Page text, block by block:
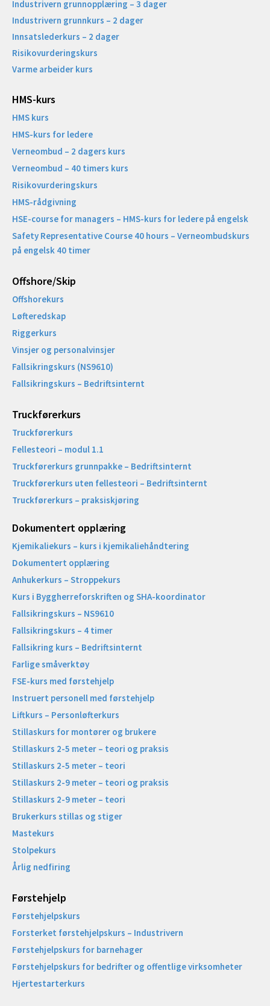
Industrivern grunnopplæring – 3 dager
Industrivern grunnkurs – 2 dager
Innsatslederkurs – 2 dager
Risikovurderingskurs
Varme arbeider kurs
HMS-kurs
HMS kurs
HMS-kurs for ledere
Verneombud – 2 dagers kurs
Verneombud – 40 timers kurs
Risikovurderingskurs
HMS-rådgivning
HSE-course for managers – HMS-kurs for ledere på engelsk
Safety Representative Course 40 hours – Verneombudskurs
på engelsk 40 timer
Offshore/Skip​
Offshorekurs
Løfteredskap
Riggerkurs
Vinsjer og personalvinsjer
Fallsikringskurs (NS9610)
Fallsikringskurs – Bedriftsinternt
Truckførerkurs
Truckførerkurs
Fellesteori – modul 1.1
Truckførerkurs grunnpakke – Bedriftsinternt
Truckførerkurs uten fellesteori – Bedriftsinternt
Truckførerkurs – praksiskjøring
Dokumentert opplæring
Kjemikaliekurs – kurs i kjemikaliehåndtering
Dokumentert opplæring
Anhukerkurs – Stroppekurs
Kurs i Byggherreforskriften og SHA-koordinator
Fallsikringskurs – NS9610
Fallsikringskurs – 4 timer
Fallsikring kurs – Bedriftsinternt
Farlige småverktøy
FSE-kurs med førstehjelp
Instruert personell med førstehjelp
Liftkurs – Personløfterkurs
Stillaskurs for montører og brukere
Stillaskurs 2-5 meter – teori og praksis
Stillaskurs 2-5 meter – teori
Stillaskurs 2-9 meter – teori og praksis
Stillaskurs 2-9 meter – teori
Brukerkurs stillas og stiger
Mastekurs
Stolpekurs
Årlig nedfiring
Førstehjelp
Førstehjelpskurs
Forsterket førstehjelpskurs – Industrivern
Førstehjelpskurs for barnehager
Førstehjelpskurs for bedrifter og offentlige virksomheter
Hjertestarterkurs